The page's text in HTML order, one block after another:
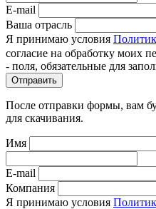
E-mail
Ваша отрасль
Я принимаю условия
согласие на обработку моих
- поля, обязательные для
Отправить
После отправки формы, вам
для скачивания.
Имя
E-mail
Компания
Я принимаю условия